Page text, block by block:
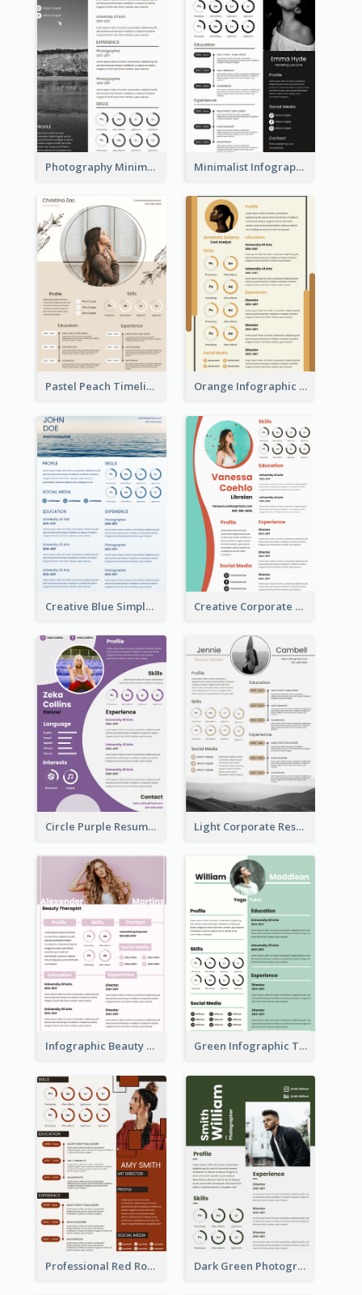
Photography Minimalist Design Resume Minimalist Infographic Resume
Pastel Peach Timeline Resume Orange Infographic Market Analyst Resume
Creative Blue Simple Resume Creative Corporate Teal Resume
Circle Purple Resume Light Corporate Resume
Infographic Beauty Consultant Resume Green Infographic Teacher Resume
Professional Red Rouge Resume Dark Green Photographer Resume